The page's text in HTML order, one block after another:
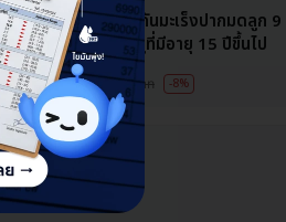
ฉีดวัคซีน HPV ป้องกันมะเร็งปากมดลูก 9
พันธุ์ 3 เข็ม สำหรับผู้ที่มีอายุ 15 ปีขึ้นไป
16,999 บาท19,500 บาท -8%